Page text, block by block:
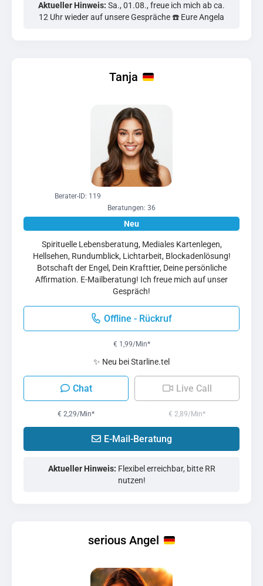
Aktueller Hinweis: Sa., 01.08., freue ich mich ab ca.
12 Uhr wieder auf unsere Gespräche ☎️ Eure Angela
Tanja
Spirituelle Lebensberatung, Mediales Kartenlegen,
Hellsehen, Rundumblick, Lichtarbeit, Blockadenlösung!
Botschaft der Engel, Dein Krafttier, Deine persönliche
Affirmation. E-Mailberatung! Ich freue mich auf unser
Gespräch!
Berater-ID: 119
Beratungen: 36
Offline - Rückruf
€ 1,99/Min*
✨ Neu bei Starline.tel
Chat
€ 2,29/Min*
Live Call
€ 2,89/Min*
E-Mail-Beratung
Aktueller Hinweis: Flexibel erreichbar, bitte RR
nutzen!
serious Angel